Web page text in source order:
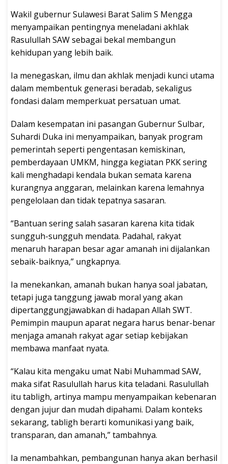
Wakil gubernur Sulawesi Barat Salim S Mengga
menyampaikan pentingnya meneladani akhlak
Rasulullah SAW sebagai bekal membangun
kehidupan yang lebih baik.
Ia menegaskan, ilmu dan akhlak menjadi kunci utama
dalam membentuk generasi beradab, sekaligus
fondasi dalam memperkuat persatuan umat.
Dalam kesempatan ini pasangan Gubernur Sulbar,
Suhardi Duka ini menyampaikan, banyak program
pemerintah seperti pengentasan kemiskinan,
pemberdayaan UMKM, hingga kegiatan PKK sering
kali menghadapi kendala bukan semata karena
kurangnya anggaran, melainkan karena lemahnya
pengelolaan dan tidak tepatnya sasaran.
“Bantuan sering salah sasaran karena kita tidak
sungguh-sungguh mendata. Padahal, rakyat
menaruh harapan besar agar amanah ini dijalankan
sebaik-baiknya,” ungkapnya.
Ia menekankan, amanah bukan hanya soal jabatan,
tetapi juga tanggung jawab moral yang akan
dipertanggungjawabkan di hadapan Allah SWT.
Pemimpin maupun aparat negara harus benar-benar
menjaga amanah rakyat agar setiap kebijakan
membawa manfaat nyata.
“Kalau kita mengaku umat Nabi Muhammad SAW,
maka sifat Rasulullah harus kita teladani. Rasulullah
itu tabligh, artinya mampu menyampaikan kebenaran
dengan jujur dan mudah dipahami. Dalam konteks
sekarang, tabligh berarti komunikasi yang baik,
transparan, dan amanah,” tambahnya.
Ia menambahkan, pembangunan hanya akan berhasil